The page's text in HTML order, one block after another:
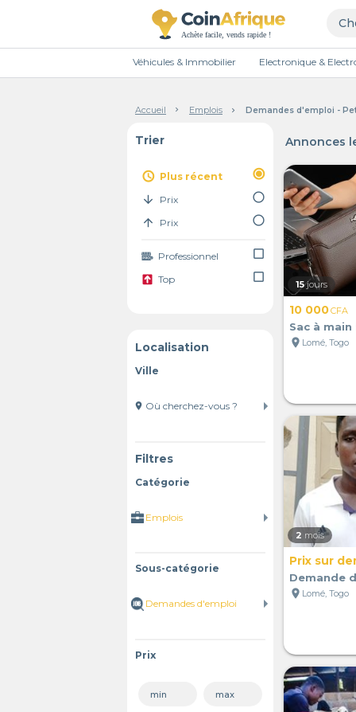
Véhicules & Immobilier Electronique &
Accueil Emplois Demandes d'emploi -
Trier
access_time Plus récent
radio_button_checked
arrow_downward
Prix
radio_button_unchecked
arrow_upward
Prix radio_button_unchecked
Professionnel check_box_outline_blank
Top check_box_outline_blank
Localisation
Ville
location_on
Filtres
Catégorie
Sous-catégorie
Prix
Annonces
15 jours
10 000CFA
Sac à
location_on Lomé, Togo
2 mois
Prix sur
Demande
location_on Lomé, Togo